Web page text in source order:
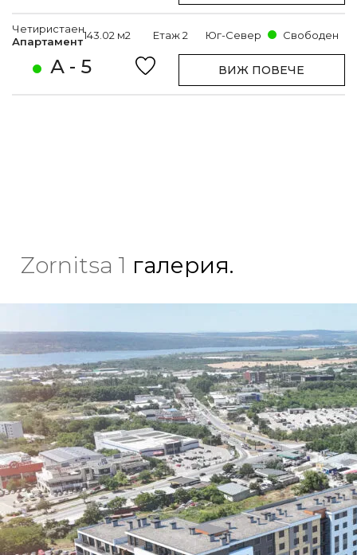
А - 5
Четиристаен
Апартамент143.02 м2 Етаж 2 Юг-Север Свободен
ВИЖ ПОВЕЧЕ
Zornitsa 1 галерия.